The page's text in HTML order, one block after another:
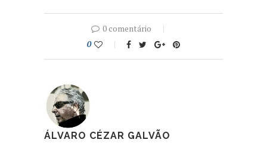
0 comentário
0
ÁLVARO CÉZAR GALVÃO